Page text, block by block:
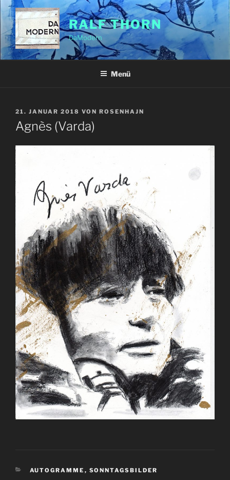
Zum
Inhalt
springen
RALF THORN
DaModern
Menü
VERÖFFENTLICHT
AM
21. JANUAR 2018 VON ROSENHAJN
Agnès (Varda)
KATEGORIEN
AUTOGRAMME , SONNTAGSBILDER